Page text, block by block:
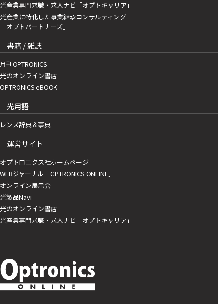
光産業専門求職・求人ナビ「オプトキャリア」
光産業に特化した事業継承コンサルティング
「オプトパートナーズ」
書籍 / 雑誌
月刊OPTRONICS
光のオンライン書店
OPTRONICS eBOOK
光用語
レンズ辞典＆事典
運営サイト
オプトロニクス社ホームページ
WEBジャーナル「OPTRONICS ONLINE」
オンライン展示会
光製品Navi
光のオンライン書店
光産業専門求職・求人ナビ「オプトキャリア」